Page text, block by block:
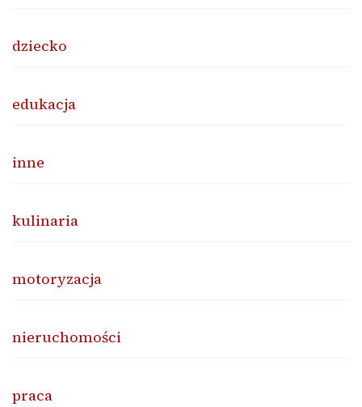
dziecko
edukacja
inne
kulinaria
motoryzacja
nieruchomości
praca